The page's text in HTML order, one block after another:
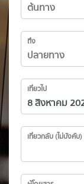
ถึง
เที่ยวไป
เที่ยวกลับ (ไม่บังคับ)